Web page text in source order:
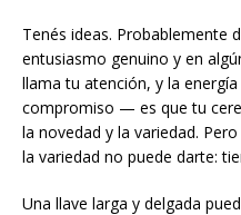
Tenés ideas. Probablemente
entusiasmo genuino y en
llama tu atención, y la
compromiso — es que tu
la novedad y la variedad.
la variedad no puede darte:
Una llave larga y delgada